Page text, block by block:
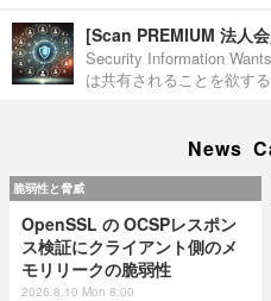
[Scan PREMIUM 法人
Security Information
は共有されることを欲する
News
脆弱性と脅威
OpenSSL の OCSPレスポン
ス検証にクライアント側のメ
モリリークの脆弱性
2026.8.10 Mon 8:00